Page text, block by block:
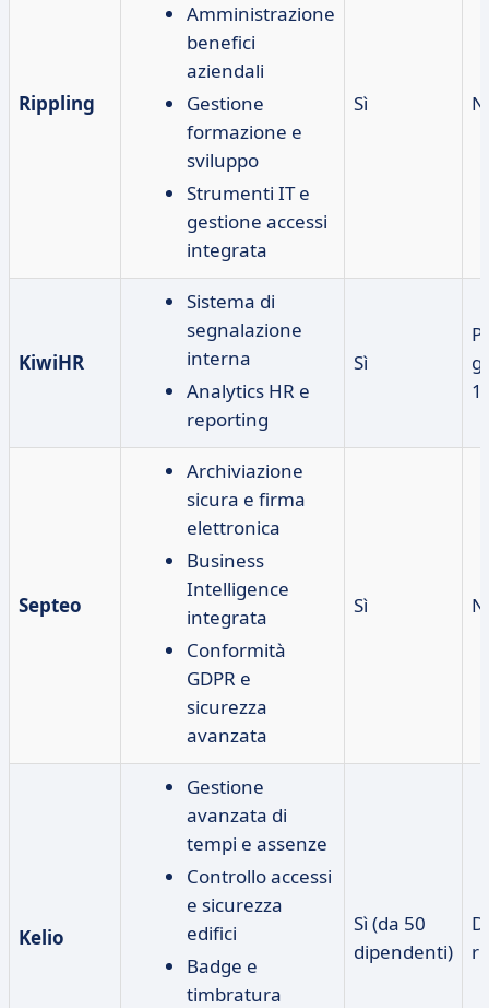
Rippling
Amministrazione
benefici
aziendali
Gestione
formazione e
sviluppo
Strumenti IT e
gestione accessi
integrata
Sì
KiwiHR
Sistema di
segnalazione
interna
Analytics HR e
reporting
Sì
Septeo
Archiviazione
sicura e firma
elettronica
Business
Intelligence
integrata
Conformità
GDPR e
sicurezza
avanzata
Sì
Kelio
Gestione
avanzata di
tempi e assenze
Controllo accessi
e sicurezza
edifici
Badge e
timbratura
Sì (da 50
dipendenti)